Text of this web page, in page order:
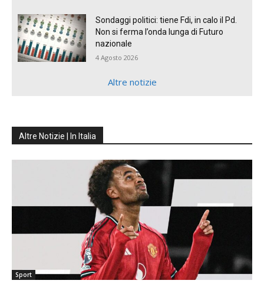
Sondaggi politici: tiene Fdi, in calo il Pd.
Non si ferma l’onda lunga di Futuro
nazionale
4 Agosto 2026
Altre notizie
Altre Notizie | In Italia
Sport